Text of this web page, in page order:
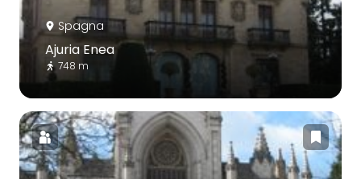
Spagna
Ajuria Enea
748 m